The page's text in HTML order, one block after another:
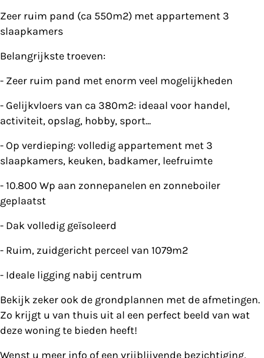
Zeer ruim pand (ca 550m2) met appartement 3
slaapkamers
Belangrijkste troeven:
- Zeer ruim pand met enorm veel mogelijkheden
- Gelijkvloers van ca 380m2: ideaal voor handel,
activiteit, opslag, hobby, sport...
- Op verdieping: volledig appartement met 3
slaapkamers, keuken, badkamer, leefruimte
- 10.800 Wp aan zonnepanelen en zonneboiler
geplaatst
- Dak volledig geïsoleerd
- Ruim, zuidgericht perceel van 1079m2
- Ideale ligging nabij centrum
Bekijk zeker ook de grondplannen met de afmetingen.
Zo krijgt u van thuis uit al een perfect beeld van wat
deze woning te bieden heeft!
Wenst u meer info of een vrijblijvende bezichtiging,